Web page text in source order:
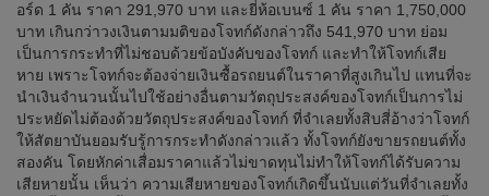
อร์ด 1 คัน ราคา 291,970 บาท และยี่ห้อเบนซ์ 1 คัน ราคา 1,750,000
บาท เกินกว่าวงเงินตามมติของโจทก์ดังกล่าวถึง 541,970 บาท ย่อม
เป็นการกระทำที่ไม่ชอบด้วยข้อบังคับของโจทก์ และทำให้โจทก์เสีย
หาย เพราะโจทก์จะต้องจ่ายเงินซื้อรถยนต์ในราคาที่สูงเกินไป แทนที่จะ
นำเงินจำนวนนั้นไปใช้อย่างอื่นตามวัตถุประสงค์ของโจทก์เป็นการไม่
ประหยัดไม่ต้องด้วยวัตถุประสงค์ของโจทก์ ที่จำเลยทั้งสิบสี่อ้างว่าโจทก์
ให้สัตยาบันยอมรับรู้การกระทำดังกล่าวแล้ว ทั้งโจทก์ยังขายรถยนต์ทั้ง
สองคัน โดยหักค่าเสื่อมราคาแล้วไม่ขาดทุนไม่ทำให้โจทก์ได้รับความ
เสียหายนั้น เห็นว่า ความเสียหายของโจทก์เกิดขึ้นนับแต่วันที่จำเลยทั้ง